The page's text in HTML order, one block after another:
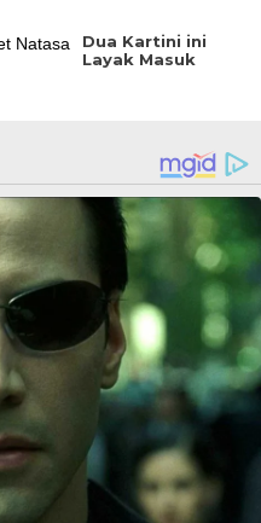
Dua Kartini ini
Layak Masuk